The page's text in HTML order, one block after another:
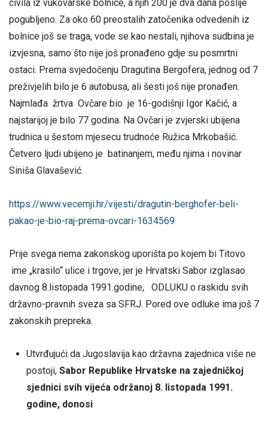
civila iz vukovarske bolnice, a njih 200 je dva dana poslije
pogubljeno. Za oko 60 preostalih zatočenika odvedenih iz
bolnice još se traga, vode se kao nestali, njihova sudbina je
izvjesna, samo što nije još pronađeno gdje su posmrtni
ostaci. Prema svjedočenju Dragutina Bergofera, jednog od 7
preživjelih bilo je 6 autobusa, ali šesti još nije pronađen.
Najmlađa žrtva Ovčare bio je 16-godišnji Igor Kačić, a
najstarijoj je bilo 77 godina. Na Ovčari je zvjerski ubijena
trudnica u šestom mjesecu trudnoće Ružica Mrkobašić.
Četvero ljudi ubijeno je batinanjem, među njima i novinar
Siniša Glavašević.
https://www.vecernji.hr/vijesti/dragutin-berghofer-beli-
pakao-je-bio-raj-prema-ovcari-1634569
Prije svega nema zakonskog uporišta po kojem bi Titovo
ime „krasilo“ ulice i trgove, jer je Hrvatski Sabor izglasao
davnog 8.listopada 1991.godine, ODLUKU o raskidu svih
državno-pravnih sveza sa SFRJ. Pored ove odluke ima još 7
zakonskih prepreka.
Utvrđujući da Jugoslavija kao državna zajednica više ne
postoji, Sabor Republike Hrvatske na zajedničkoj
sjednici svih vijeća održanoj 8. listopada 1991.
godine, donosi